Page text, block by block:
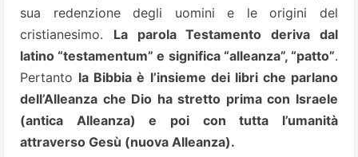
sua redenzione degli uomini e le origini del
cristianesimo. La parola Testamento deriva dal
latino “testamentum” e significa “alleanza”, “patto”.
Pertanto la Bibbia è l’insieme dei libri che parlano
dell’Alleanza che Dio ha stretto prima con Israele
(antica Alleanza) e poi con tutta l’umanità
attraverso Gesù (nuova Alleanza).